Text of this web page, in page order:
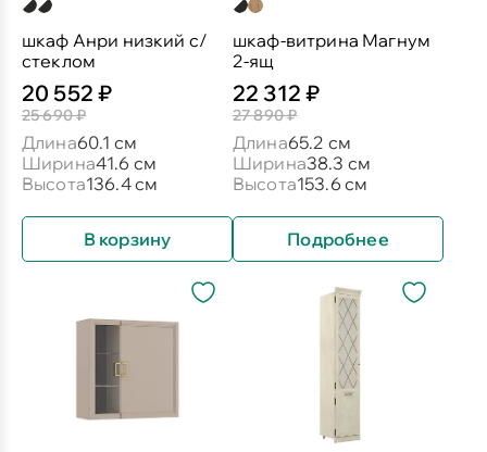
шкаф Анри низкий с/
стеклом
20 552 ₽
25 690 ₽
Длина60.1 см
Ширина41.6 см
Высота136.4 см
В корзину
шкаф-витрина Магнум
2-ящ
22 312 ₽
27 890 ₽
Длина65.2 см
Ширина38.3 см
Высота153.6 см
Подробнее